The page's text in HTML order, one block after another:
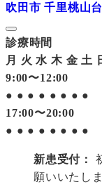
吹田市 千里桃山
診療時間
月
火 水 木 金 土
9:00〜12:00
● ● ● ● ● ● ● ●
17:00〜20:00
● ● ● ● ● ● ● ●
新患受付：
願いいたし